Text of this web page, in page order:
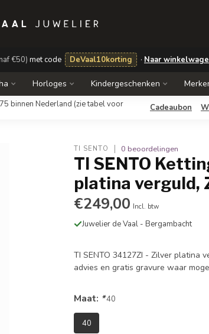
€50) met code DeVaal10korting · Naar
Horloges Kindergeschenken
binnen Nederland (zie tabel voor Cadeaubon
TI SENTO 0 beoordelingen
TI SENTO
platina verguld,
€249,00 Incl. btw
Juwelier de Vaal - Bergambacht
TI SENTO 34127ZI - Zilver platina
advies en gratis gravure waar
Maat: *40
40